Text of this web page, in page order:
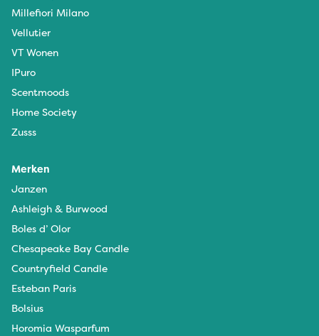
Millefiori Milano
Vellutier
VT Wonen
IPuro
Scentmoods
Home Society
Zusss
Merken
Janzen
Ashleigh & Burwood
Boles d’ Olor
Chesapeake Bay Candle
Countryfield Candle
Esteban Paris
Bolsius
Horomia Wasparfum